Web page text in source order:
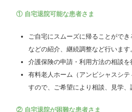
① 自宅退院可能な患者さま
ご自宅にスムーズに帰ることがで
などの紹介、継続調整など行います
介護保険の申請・利用方法の相談を
有料老人ホーム（アンビシャスシ
すので、ご希望により相談、見学、
② 自宅退院が困難な患者さま